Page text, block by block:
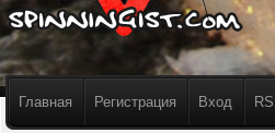
Главная Регистрация Вход